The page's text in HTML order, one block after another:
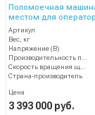
Поломоечная
местом для
(24V)
Артикул
Вес, кг
Напряжение (В)
Страна-производитель
Цена
3 393 000 руб.